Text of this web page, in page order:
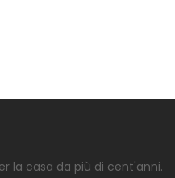
la casa da più di cent'anni.